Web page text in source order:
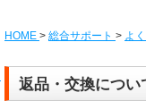
HOME > 総合サポート > よ
返品・交換につ